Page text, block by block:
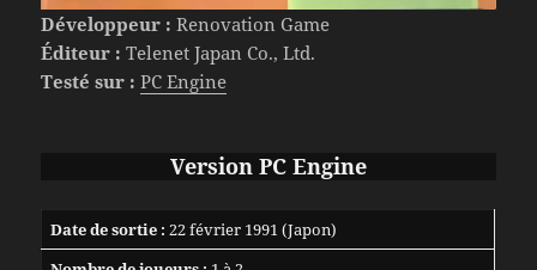
Développeur : Renovation Game
Éditeur : Telenet Japan Co., Ltd.
Testé sur : PC Engine
Version PC Engine
Date de sortie : 22 février 1991 (Japon)